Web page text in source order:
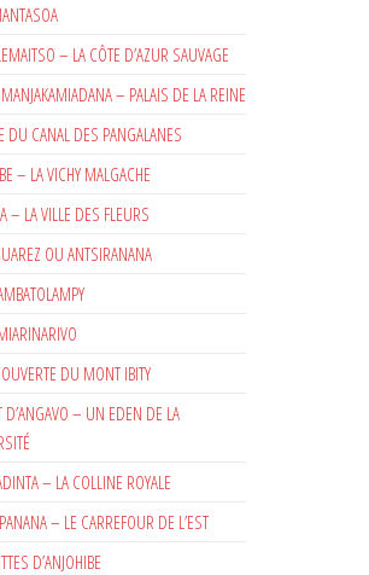
– LA CÔTE D’AZUR SAUVAGE
– PALAIS DE LA REINE
DU CANAL DES PANGALANES
– LA VICHY MALGACHE
– LA VILLE DES FLEURS
OU ANTSIRANANA
DU MONT IBITY
D’ANGAVO – UN EDEN DE LA
– LA COLLINE ROYALE
– LE CARREFOUR DE L’EST
D’ANJOHIBE